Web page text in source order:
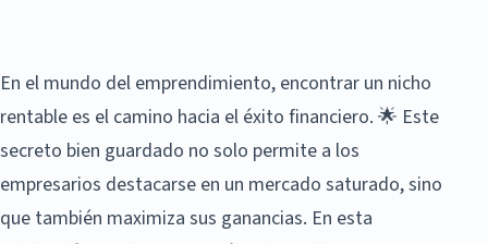
En el mundo del emprendimiento, encontrar un nicho
rentable es el camino hacia el éxito financiero. 🌟 Este
secreto bien guardado no solo permite a los
empresarios destacarse en un mercado saturado, sino
que también maximiza sus ganancias. En esta